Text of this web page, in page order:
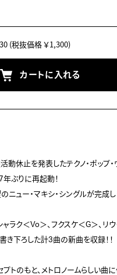
(税抜価格 ￥1,300)
カートに入れる
休止を発表したテクノ・ポップ・
年ぶりに再起動！
ニュー・マキシ・シングルが完成し
ャラク＜Vo＞、フクスケ＜G＞、リ
き下ろした計3曲の新曲を収録！！
プトのもと、メトロノームらしい曲